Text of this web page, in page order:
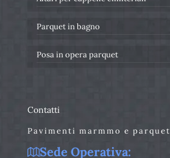
Parquet in bagno
Posa in opera parquet
Contatti
Pavimenti marmmo e parquet
Sede Operativa: